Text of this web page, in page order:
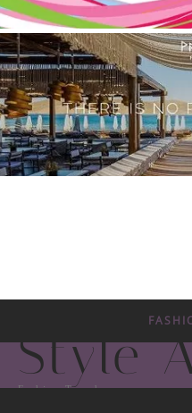
Style
Fashion Trends